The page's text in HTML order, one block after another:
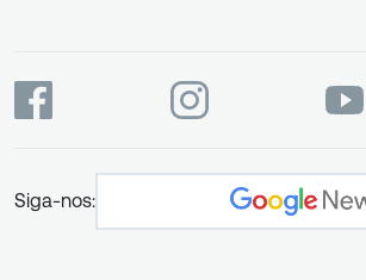
Siga-nos: